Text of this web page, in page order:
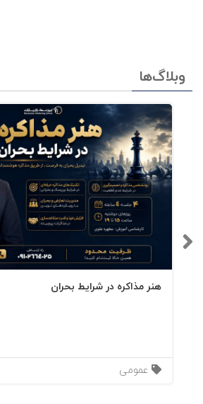
به مخاطبان خود برسانند مخاطبان
هستند.
فهرست کتاب ایده
مستدام - چاپ
آنچه ماندگار
سخن آخر
وبلاگ‌ها
هنر مذاکره در شرایط بحران
عمومی